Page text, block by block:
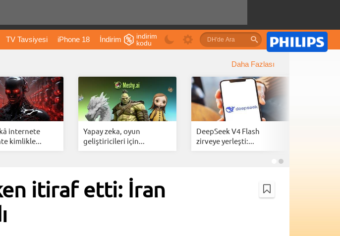
TV Tavsiyesi iPhone 18 İndirim
Dizi Önerileri Önerileri
Mü
indirim
kodu
Daha Fazlası
internete
kimlikle...
Yapay zeka, oyun
geliştiricileri için...
DeepSeek V4 Flash
zirveye yerleşti:...
itiraf etti: İran